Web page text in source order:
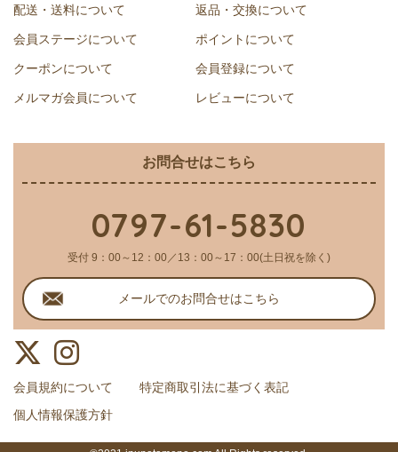
配送・送料について 返品・交換について
会員ステージについて ポイントについて
クーポンについて 会員登録について
メルマガ会員について レビューについて
お問合せはこちら
0797-61-5830
受付 9：00～12：00／13：00～17：00(土日祝を除く)
メールでのお問合せはこちら
会員規約について
特定商取引法に基づく表記
個人情報保護方針